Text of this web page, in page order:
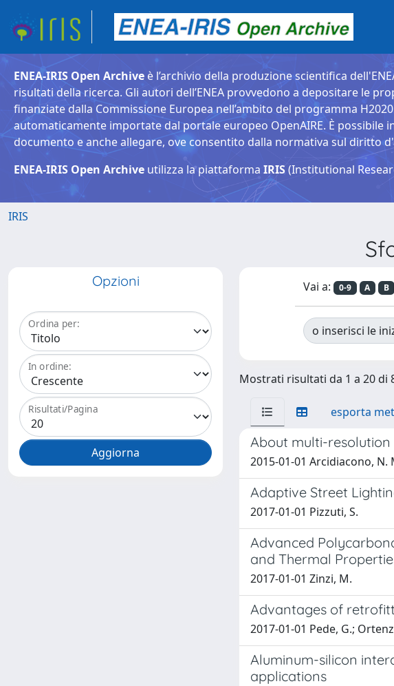
ENEA-IRIS Open Archive è l’archivio della produzione scientifica
risultati della ricerca. Gli autori dell’ENEA provvedono a depositare le
finanziate dalla Commissione Europea nell’ambito del programma
automaticamente importate dal portale europeo OpenAIRE. È
documento e anche allegare, ove consentito dalla normativa sul diritto
ENEA-IRIS Open Archive utilizza la piattaforma IRIS(Institutional
IRIS
Opzioni
Ordina per:
In ordine:
Risultati/Pagina
Vai a: 0-9 A B
o inserisci le
Mostrati risultati da 1 a 20 di
esporta
About multi-
2015-01-01 Arcidiacono, N.
Adaptive Street
2017-01-01 Pizzuti, S.
Advanced
and Thermal
2017-01-01 Zinzi, M.
Advantages of
2017-01-01 Pede, G.;
Aluminum-silicon
applications